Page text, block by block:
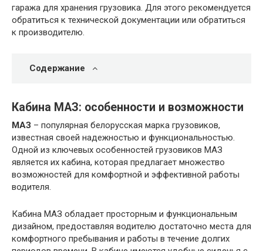
гаража для хранения грузовика. Для этого рекомендуется
обратиться к технической документации или обратиться
к производителю.
Содержание
Кабина МАЗ: особенности и возможности
МАЗ – популярная белорусская марка грузовиков,
известная своей надежностью и функциональностью.
Одной из ключевых особенностей грузовиков МАЗ
является их кабина, которая предлагает множество
возможностей для комфортной и эффективной работы
водителя.
Кабина МАЗ обладает просторным и функциональным
дизайном, предоставляя водителю достаточно места для
комфортного пребывания и работы в течение долгих